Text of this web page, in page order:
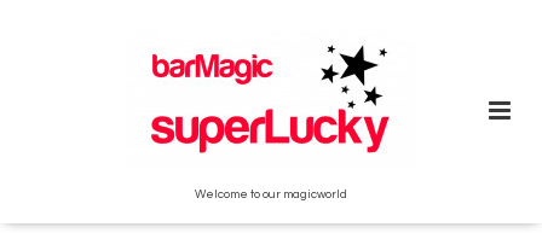
Welcome to our magicworld